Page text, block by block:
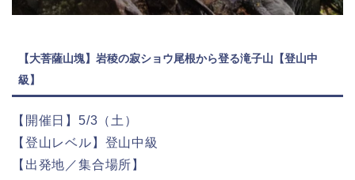
【大菩薩山塊】岩稜の寂ショウ尾根から登る滝子山【登山中
級】
【開催日】5/3（土）
【登山レベル】登山中級
【出発地／集合場所】